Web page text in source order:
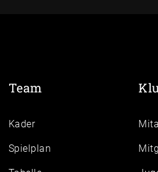
Team
Kader
Spielplan